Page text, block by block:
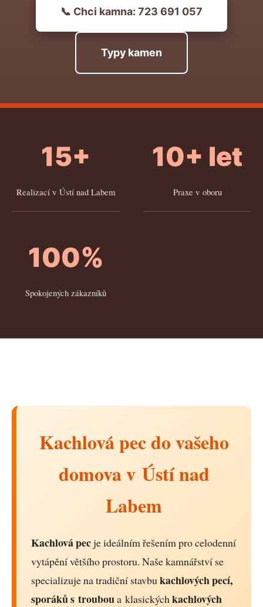
📞 Chci kamna: 723 691 057
Typy kamen
15+
Realizací v Ústí nad Labem
10+ let
Praxe v oboru
100%
Spokojených zákazníků
Kachlová pec do vašeho
domova v Ústí nad
Labem
Kachlová pecje ideálním řešením pro celodenní
vytápění většího prostoru. Naše kamnářství se
specializuje na tradiční stavbukachlových pecí,
sporáků s trouboua klasickýchkachlových